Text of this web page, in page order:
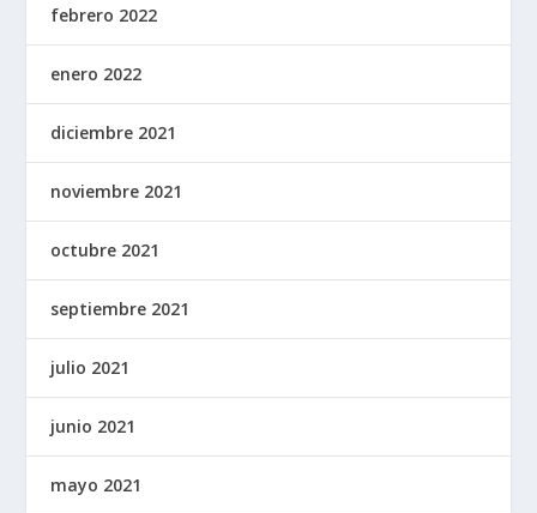
febrero 2022
enero 2022
diciembre 2021
noviembre 2021
octubre 2021
septiembre 2021
julio 2021
junio 2021
mayo 2021